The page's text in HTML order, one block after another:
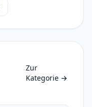
Zur
Kategorie →